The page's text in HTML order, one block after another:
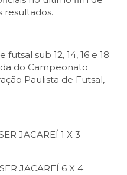
resultados.
sub 12, 14, 16 e 18
do Campeonato
Paulista de Futsal,
JACAREÍ 1 X 3
JACAREÍ 6 X 4